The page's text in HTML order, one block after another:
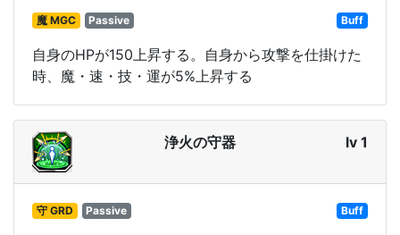
魔 MGC Passive Buff
自身のHPが150上昇する。自身から攻撃を仕掛けた
時、魔・速・技・運が5%上昇する
浄火の守器 lv 1
守 GRD Passive Buff